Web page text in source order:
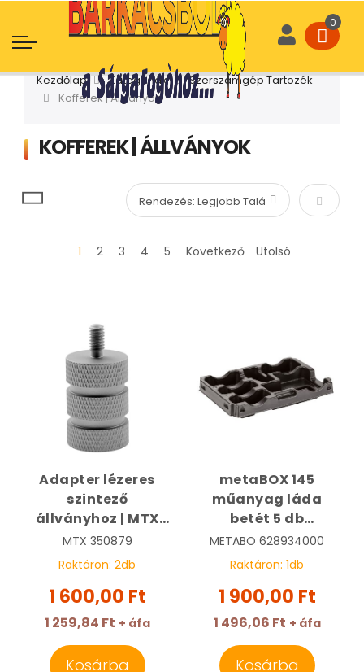
Kezdőlap Kategóriák
Szerszámgép Tartozék
Kofferek | Állványok
KOFFEREK | ÁLLVÁNYOK
1 2 3 4 5 Következő Utolsó
Adapter lézeres
szintező
állványhoz | MTX
350879
MTX 350879
Raktáron: 2db
1 600,00 Ft
1 259,84 Ft + áfa
Kosárba
metaBOX 145
műanyag láda
betét 5 db
akkumulátorhoz |
METABO 628934000
METABO 628934000
Raktáron: 1db
1 900,00 Ft
1 496,06 Ft + áfa
Kosárba